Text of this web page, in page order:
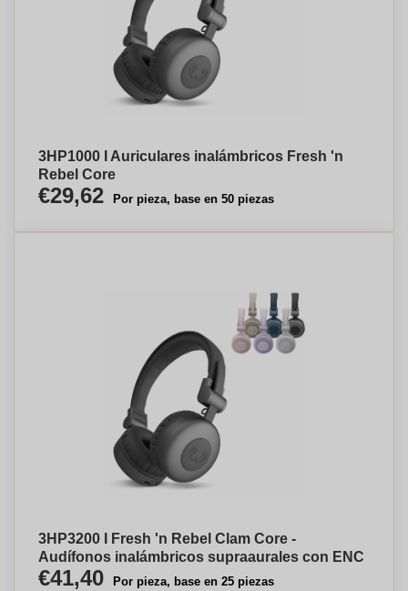
3HP1000 I Auriculares inalámbricos Fresh 'n
Rebel Core
€29,62 Por pieza, base en 50 piezas
3HP3200 I Fresh 'n Rebel Clam Core -
Audífonos inalámbricos supraaurales con ENC
€41,40 Por pieza, base en 25 piezas